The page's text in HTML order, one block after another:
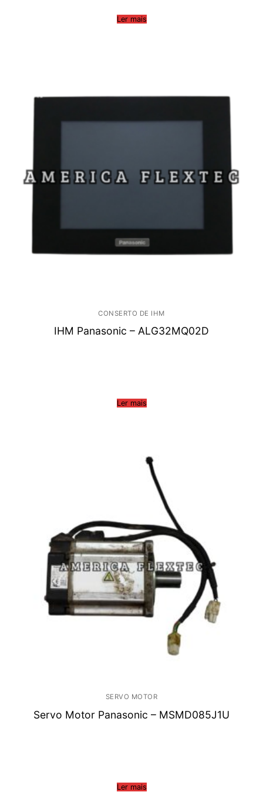
Ler mais
CONSERTO DE IHM
IHM Panasonic – ALG32MQ02D
Ler mais
SERVO MOTOR
Servo Motor Panasonic – MSMD085J1U
Ler mais